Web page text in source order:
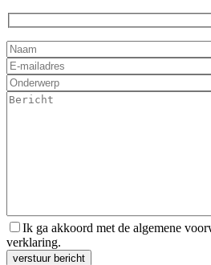
Ik ga akkoord met de algemene
verklaring.
Gelieve dit veld leeg te laten.